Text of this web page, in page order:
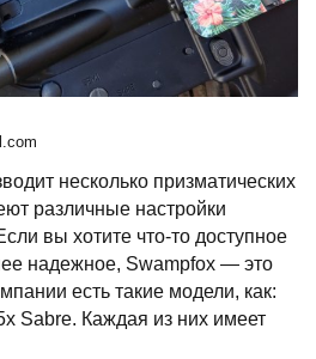
несколько призматических
различные настройки
вы хотите что-то доступное
надежное, Swampfox — это
есть такие модели, как:
Sabre. Каждая из них имеет